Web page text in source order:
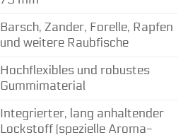
Barsch, Zander, Forelle, Rapfen
und weitere Raubfische
Hochflexibles und robustes
Gummimaterial
Integrierter, lang anhaltender
Lockstoff (spezielle Aroma-